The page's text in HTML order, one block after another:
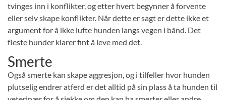
tvinges inn i konflikter, og etter hvert begynner å forvente
eller selv skape konflikter. Når dette er sagt er dette ikke et
argument for å ikke lufte hunden langs vegen i bånd. Det
fleste hunder klarer fint å leve med det.
Smerte
Også smerte kan skape aggresjon, og i tilfeller hvor hunden
plutselig endrer atferd er det alltid på sin plass å ta hunden til